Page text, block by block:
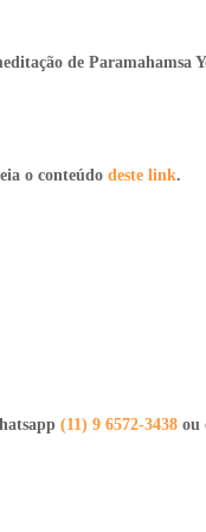
de
o conteúdo deste link.
(11) 9 6572-3438 ou